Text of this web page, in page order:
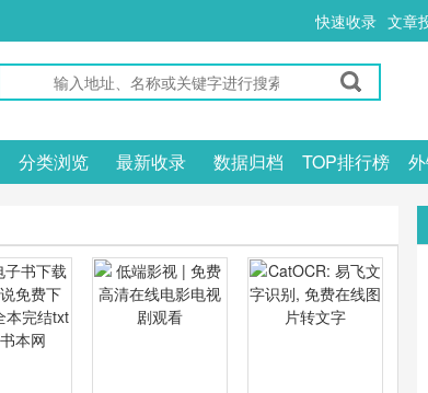
快速收录 文章
分类浏览 最新收录 数据归档 TOP排行榜